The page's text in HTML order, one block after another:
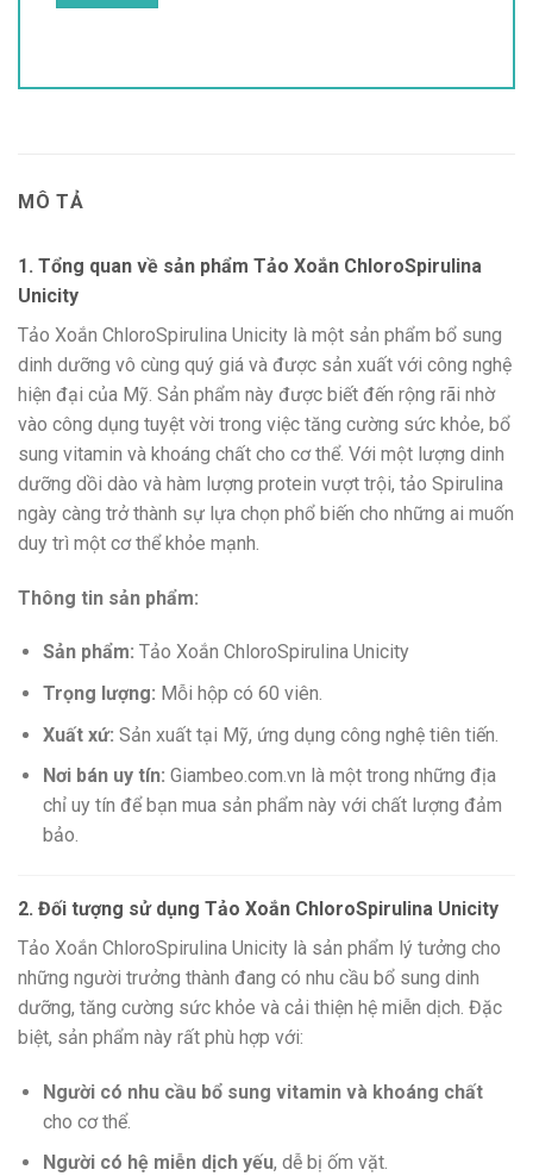
MÔ TẢ
1. Tổng quan về sản phẩm Tảo Xoắn ChloroSpirulina
Unicity
Tảo Xoắn ChloroSpirulina Unicity là một sản phẩm bổ sung
dinh dưỡng vô cùng quý giá và được sản xuất với công nghệ
hiện đại của Mỹ. Sản phẩm này được biết đến rộng rãi nhờ
vào công dụng tuyệt vời trong việc tăng cường sức khỏe, bổ
sung vitamin và khoáng chất cho cơ thể. Với một lượng dinh
dưỡng dồi dào và hàm lượng protein vượt trội, tảo Spirulina
ngày càng trở thành sự lựa chọn phổ biến cho những ai muốn
duy trì một cơ thể khỏe mạnh.
Thông tin sản phẩm:
Sản phẩm: Tảo Xoắn ChloroSpirulina Unicity
Trọng lượng: Mỗi hộp có 60 viên.
Xuất xứ: Sản xuất tại Mỹ, ứng dụng công nghệ tiên tiến.
Nơi bán uy tín: Giambeo.com.vn là một trong những địa
chỉ uy tín để bạn mua sản phẩm này với chất lượng đảm
bảo.
2. Đối tượng sử dụng Tảo Xoắn ChloroSpirulina Unicity
Tảo Xoắn ChloroSpirulina Unicity là sản phẩm lý tưởng cho
những người trưởng thành đang có nhu cầu bổ sung dinh
dưỡng, tăng cường sức khỏe và cải thiện hệ miễn dịch. Đặc
biệt, sản phẩm này rất phù hợp với:
Người có nhu cầu bổ sung vitamin và khoáng chất
cho cơ thể.
Người có hệ miễn dịch yếu, dễ bị ốm vặt.